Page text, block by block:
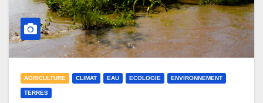
AGRICULTURE CLIMAT EAU ECOLOGIE ENVIRONNEMENT
TERRES